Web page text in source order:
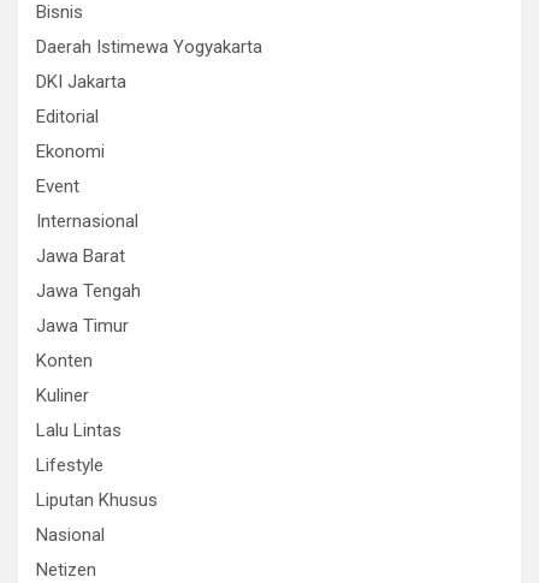
Bisnis
Daerah Istimewa Yogyakarta
DKI Jakarta
Editorial
Ekonomi
Event
Internasional
Jawa Barat
Jawa Tengah
Jawa Timur
Konten
Kuliner
Lalu Lintas
Lifestyle
Liputan Khusus
Nasional
Netizen